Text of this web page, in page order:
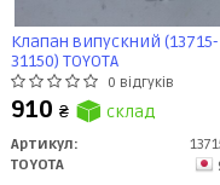
Клапан випускний (13715-
31150) TOYOTA
0 відгуків
910 ₴ склад
Артикул:
TOYOTA